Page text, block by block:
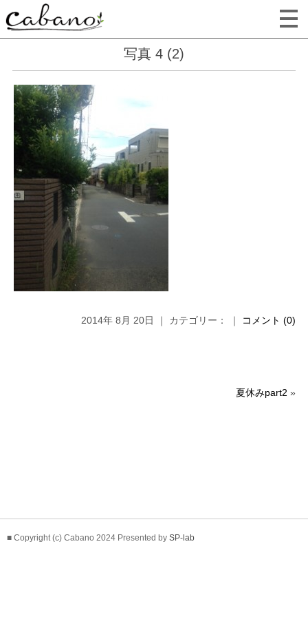
写真 4 (2)
2014年 8月 20日 ｜ カテゴリー： ｜ コメント (0)
夏休みpart2 »
■ Copyright (c) Cabano 2024 Presented by SP-lab